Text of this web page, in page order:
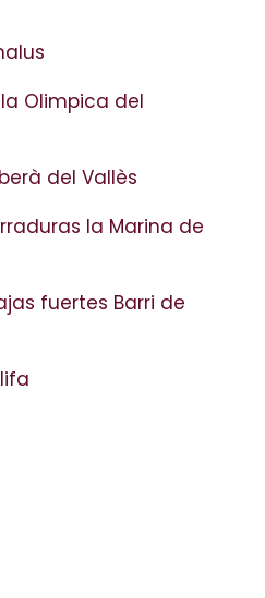
Olimpica del
del Vallès
la Marina de
fuertes Barri de